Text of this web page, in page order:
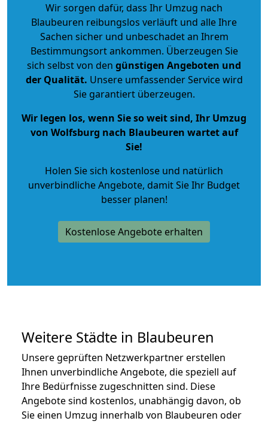
Wir sorgen dafür, dass Ihr Umzug nach
Blaubeuren reibungslos verläuft und alle Ihre
Sachen sicher und unbeschadet an Ihrem
Bestimmungsort ankommen. Überzeugen Sie
sich selbst von den günstigen Angeboten und
der Qualität. Unsere umfassender Service wird
Sie garantiert überzeugen.
Wir legen los, wenn Sie so weit sind, Ihr Umzug
von Wolfsburg nach Blaubeuren wartet auf
Sie!
Holen Sie sich kostenlose und natürlich
unverbindliche Angebote, damit Sie Ihr Budget
besser planen!
Kostenlose Angebote erhalten
Weitere Städte in Blaubeuren
Unsere geprüften Netzwerkpartner erstellen
Ihnen unverbindliche Angebote, die speziell auf
Ihre Bedürfnisse zugeschnitten sind. Diese
Angebote sind kostenlos, unabhängig davon, ob
Sie einen Umzug innerhalb von Blaubeuren oder